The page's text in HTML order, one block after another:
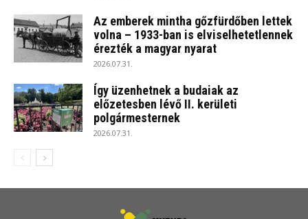
Az emberek mintha gőzfürdőben lettek
volna – 1933-ban is elviselhetetlennek
érezték a magyar nyarat
2026.07.31.
Így üzenhetnek a budaiak az
előzetesben lévő II. kerületi
polgármesternek
2026.07.31.